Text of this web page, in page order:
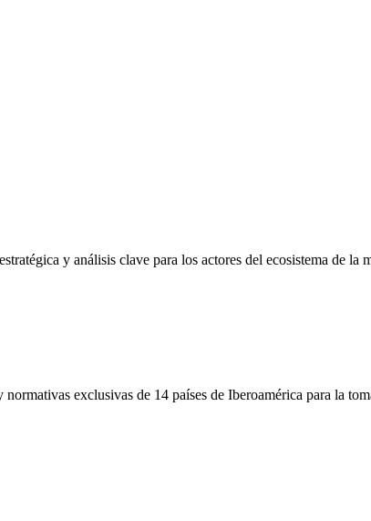
y análisis clave para los actores del ecosistema de la
exclusivas de 14 países de Iberoamérica para la